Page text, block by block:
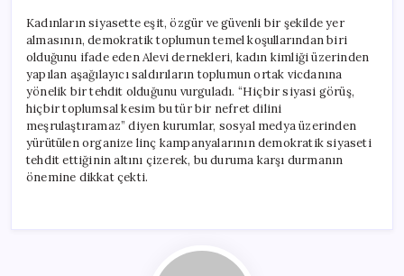
Kadınların siyasette eşit, özgür ve güvenli bir şekilde yer
almasının, demokratik toplumun temel koşullarından biri
olduğunu ifade eden Alevi dernekleri, kadın kimliği üzerinden
yapılan aşağılayıcı saldırıların toplumun ortak vicdanına
yönelik bir tehdit olduğunu vurguladı. “Hiçbir siyasi görüş,
hiçbir toplumsal kesim bu tür bir nefret dilini
meşrulaştıramaz” diyen kurumlar, sosyal medya üzerinden
yürütülen organize linç kampanyalarının demokratik siyaseti
tehdit ettiğinin altını çizerek, bu duruma karşı durmanın
önemine dikkat çekti.